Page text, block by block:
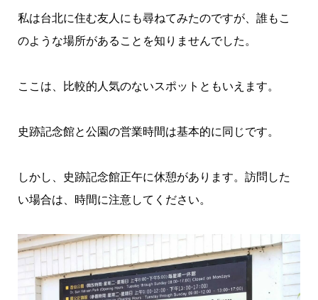
私は台北に住む友人にも尋ねてみたのですが、誰もこ
のような場所があることを知りませんでした。
ここは、比較的人気のないスポットともいえます。
史跡記念館と公園の営業時間は基本的に同じです。
しかし、史跡記念館正午に休憩があります。訪問した
い場合は、時間に注意してください。